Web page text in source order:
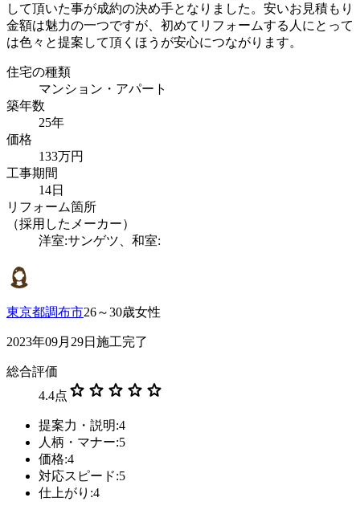
して頂いた事が成約の決め手となりました。安いお見積もり
金額は魅力の一つですが、初めてリフォームする人にとって
は色々と提案して頂くほうが安心につながります。
住宅の種類
マンション・アパート
築年数
25年
価格
133万円
工事期間
14日
リフォーム箇所
（採用したメーカー）
洋室:サンゲツ、和室:
東京都調布市26～30歳女性
2023年09月29日施工完了
総合評価
4.4点 star star star star star
提案力・説明:4
人柄・マナー:5
価格:4
対応スピード:5
仕上がり:4